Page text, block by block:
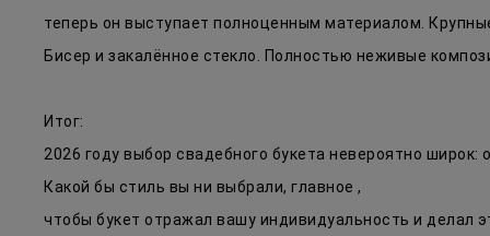
теперь он выступает полноценным материалом.
Бисер и закалённое стекло. Полностью неживые
Итог:
2026 году выбор свадебного букета невероятно
Какой бы стиль вы ни выбрали, главное ,
чтобы букет отражал вашу индивидуальность и делал